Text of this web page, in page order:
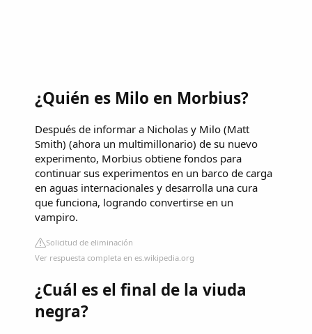
¿Quién es Milo en Morbius?
Después de informar a Nicholas y Milo (Matt
Smith) (ahora un multimillonario) de su nuevo
experimento, Morbius obtiene fondos para
continuar sus experimentos en un barco de carga
en aguas internacionales y desarrolla una cura
que funciona, logrando convertirse en un
vampiro.
Solicitud de eliminación
Ver respuesta completa en es.wikipedia.org
¿Cuál es el final de la viuda
negra?